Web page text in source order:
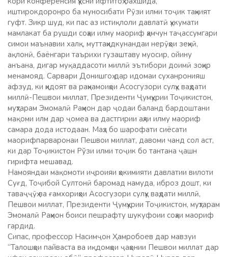
иштирокдоронро ба муносибати Рӯзи илми тоҷик таҳният
гуфт. Зикр шуд, ки пас аз истиқлоли давлатӣ ҳукумати
мамлакат ба рушди соҳаи илму маориф ҳамчун таҷассумгари
симои маънавии халқ, муттаҳидкунандаи нерӯҳои зеҳнӣ,
ақлонӣ, баёнгари таърихи гузаштаву муосир, ойину
анъана, дигар муқаддасоти миллӣ эътибори доимӣ зоҳир
менамояд. Сарвари Донишгоҳ дар идомаи суханронияш
афзуд, ки ҳидоят ва раҳнамоиҳои Асосгузори сулҳу ваҳдати
миллӣ-Пешвои миллат, Президенти Ҷумҳурии Тоҷикистон,
муҳтарам Эмомалӣ Раҳмон дар ҷодаи баланд бардоштани
мақоми илм дар ҷомеа ва дастгирии аҳли илму маориф
самара дода истодаан. Маҳз бо шарофати сиёсати
маорифпарваронаи Пешвои миллат, давоми чанд сол аст,
ки дар Тоҷикистон Рўзи илми тоҷик бо тантана ҷашн
гирифта мешавад.
Намояндаи мақомоти иҷроияи ҳокимияти давлатии вилоти
Суғд, Тоҷибой Султонӣ баромад намуда, иброз дошт, ки
таваҷҷӯҳ ва ғамхориҳои Асосгузори сулҳу ваҳдати миллӣ,
Пешвои миллат, Президенти Ҷумҳурии Тоҷикистон, муҳтарам
Эмомалӣ Раҳмон боиси пешрафту шукуфоии соҳаи маориф
гардид.
Сипас, профессор Насимҷон Ҳамробоев дар мавзуи
“Талошҳои пайваста ва иқдомҳои ҷаҳонии Пешвои миллат дар